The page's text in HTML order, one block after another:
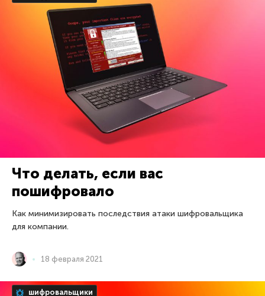
Что делать, если вас
пошифровало
Как минимизировать последствия атаки шифровальщика
для компании.
18 февраля 2021
шифровальщики